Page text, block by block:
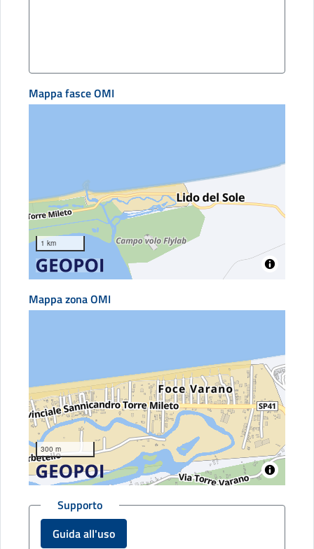
Mappa fasce OMI
1 km
Mappa zona OMI
300 m
Supporto
Guida all'uso